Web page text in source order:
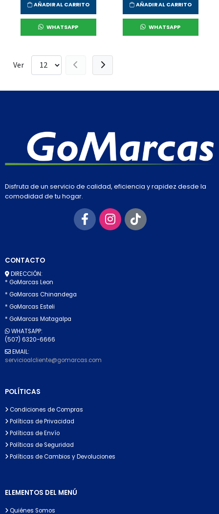
AÑADIR AL CARRITO
WHATSAPP
AÑADIR AL CARRITO
WHATSAPP
Ver
Disfruta de un servicio de calidad, eficiencia y rapidez desde la
comodidad de tu hogar.
CONTACTO
DIRECCIÓN:
* GoMarcas Leon
* GoMarcas Chinandega
* GoMarcas Esteli
* GoMarcas Matagalpa
WHATSAPP:
(507) 6320-6666
EMAIL:
servicioalcliente@gomarcas.com
POLÍTICAS
Condiciones de Compras
Políticas de Privacidad
Políticas de Envío
Políticas de Seguridad
Políticas de Cambios y Devoluciones
ELEMENTOS DEL MENÚ
Quiénes Somos